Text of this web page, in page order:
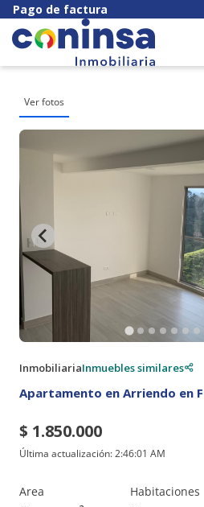
Pago de factura
Ver fotos
InmobiliariaInmuebles similares
Apartamento en Arriendo en
$ 1.850.000
Última actualización:2:46:01 AM
Area Habitaciones